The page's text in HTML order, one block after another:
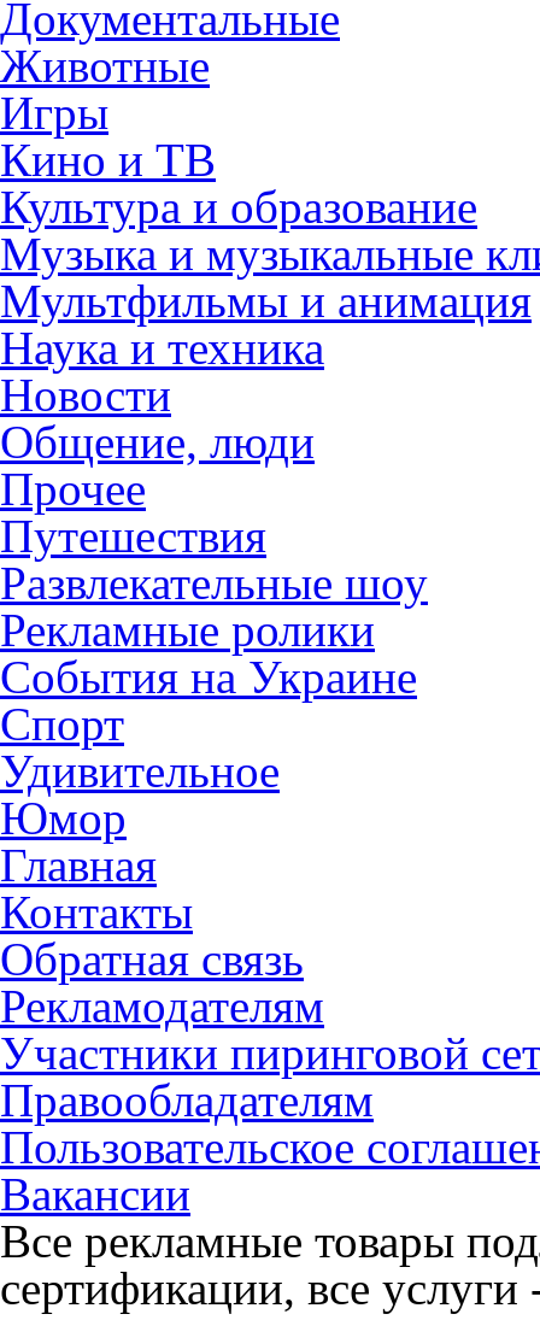
Документальные
Животные
Игры
Кино и ТВ
Культура и образование
Музыка и музыкальные
Мультфильмы и анимация
Наука и техника
Новости
Общение, люди
Прочее
Путешествия
Развлекательные шоу
Рекламные ролики
События на Украине
Спорт
Удивительное
Юмор
Главная
Контакты
Обратная связь
Рекламодателям
Участники пиринговой
Правообладателям
Пользовательское
Вакансии
Все рекламные товары
сертификации, все